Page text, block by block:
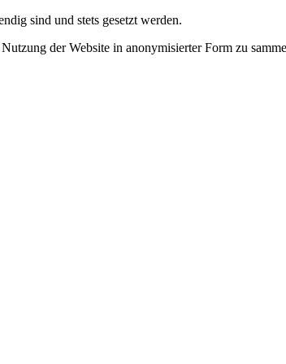
sind und stets gesetzt werden.
der Website in anonymisierter Form zu